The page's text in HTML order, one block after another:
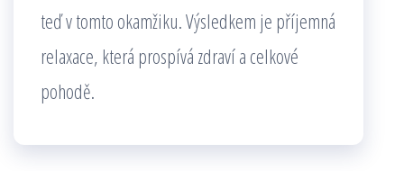
teď v tomto okamžiku. Výsledkem je příjemná
relaxace, která prospívá zdraví a celkové
pohodě.